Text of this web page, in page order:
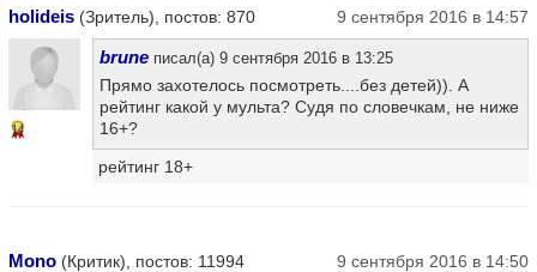
holideis (Зритель), постов: 870 9 сентября 2016 в 14:57
14
brune писал(а) 9 сентября 2016 в 13:25
Прямо захотелось посмотреть....без детей)). А
рейтинг какой у мульта? Судя по словечкам, не ниже
16+?
рейтинг 18+
Mono (Критик), постов: 11994 9 сентября 2016 в 14:50